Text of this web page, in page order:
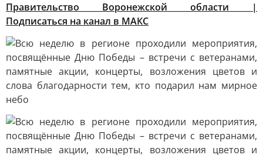
Правительство Воронежской области |
Подписаться на канал в МАКС